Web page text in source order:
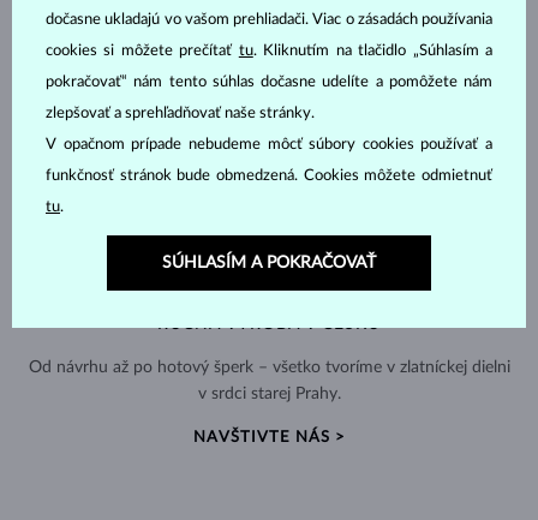
RUČNÁ VÝROBA V ČESKU
Od návrhu až po hotový šperk – všetko tvoríme v zlatníckej dielni
v srdci starej Prahy.
NAVŠTIVTE NÁS >
dočasne ukladajú vo vašom prehliadači. Viac o zásadách používania
cookies si môžete prečítať tu. Kliknutím na tlačidlo „Súhlasím a
pokračovať“ nám tento súhlas dočasne udelíte a pomôžete nám
zlepšovať a sprehľadňovať naše stránky.
V opačnom prípade nebudeme môcť súbory cookies používať a
funkčnosť stránok bude obmedzená. Cookies môžete odmietnuť
tu.
SÚHLASÍM A POKRAČOVAŤ